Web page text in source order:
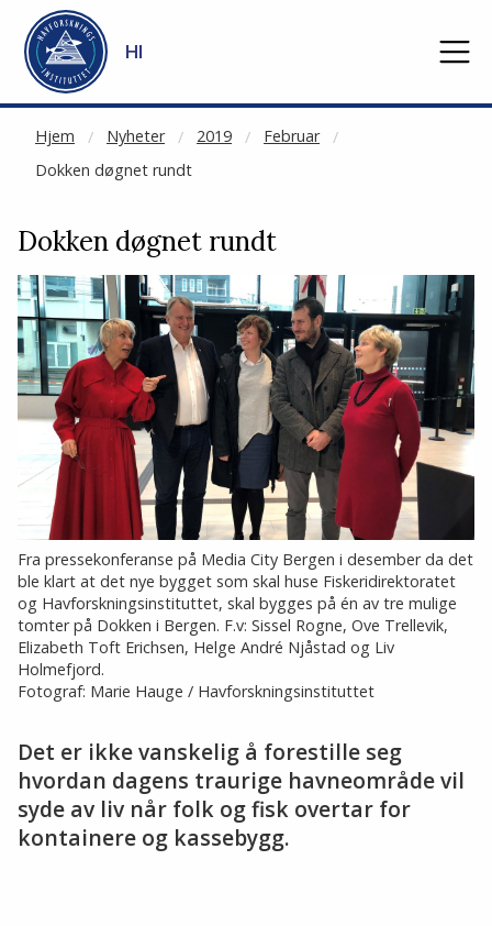
Gå til hovedinnhold
HI
Hjem Nyheter 2019
Februar
Dokken døgnet rundt
NOT CACHED
Dokken døgnet rundt
Fra pressekonferanse på Media City Bergen i desember da det
ble klart at det nye bygget som skal huse Fiskeridirektoratet
og Havforskningsinstituttet, skal bygges på én av tre mulige
tomter på Dokken i Bergen. F.v: Sissel Rogne, Ove Trellevik,
Elizabeth Toft Erichsen, Helge André Njåstad og Liv
Holmefjord.
Fotograf: Marie Hauge / Havforskningsinstituttet
Det er ikke vanskelig å forestille seg
hvordan dagens traurige havneområde vil
syde av liv når folk og fisk overtar for
kontainere og kassebygg.